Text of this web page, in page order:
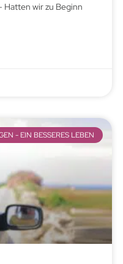
wir zu Beginn
- EIN BESSERES LEBEN